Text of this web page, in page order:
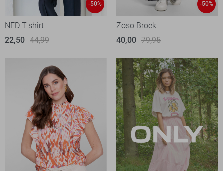
-50%
NED T-shirt
22,50 44,99
-50%
Zoso Broek
40,00 79,95